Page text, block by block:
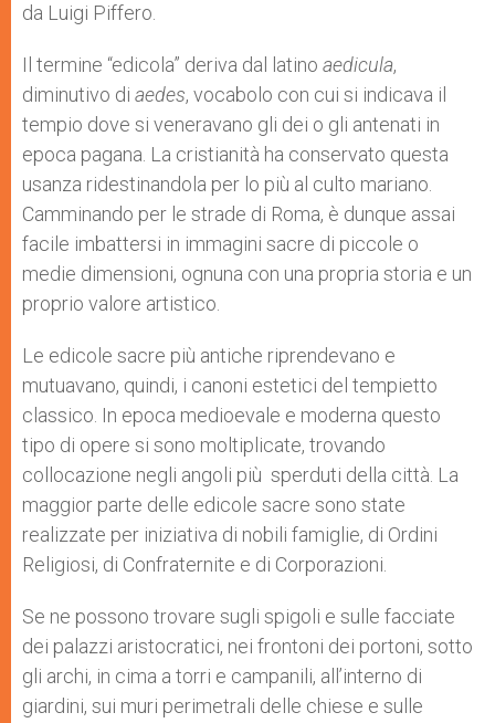
da Luigi Piffero.
Il termine “edicola” deriva dal latino aedicula,
diminutivo di aedes, vocabolo con cui si indicava il
tempio dove si veneravano gli dei o gli antenati in
epoca pagana. La cristianità ha conservato questa
usanza ridestinandola per lo più al culto mariano.
Camminando per le strade di Roma, è dunque assai
facile imbattersi in immagini sacre di piccole o
medie dimensioni, ognuna con una propria storia e un
proprio valore artistico.
Le edicole sacre più antiche riprendevano e
mutuavano, quindi, i canoni estetici del tempietto
classico. In epoca medioevale e moderna questo
tipo di opere si sono moltiplicate, trovando
collocazione negli angoli più sperduti della città. La
maggior parte delle edicole sacre sono state
realizzate per iniziativa di nobili famiglie, di Ordini
Religiosi, di Confraternite e di Corporazioni.
Se ne possono trovare sugli spigoli e sulle facciate
dei palazzi aristocratici, nei frontoni dei portoni, sotto
gli archi, in cima a torri e campanili, all’interno di
giardini, sui muri perimetrali delle chiese e sulle